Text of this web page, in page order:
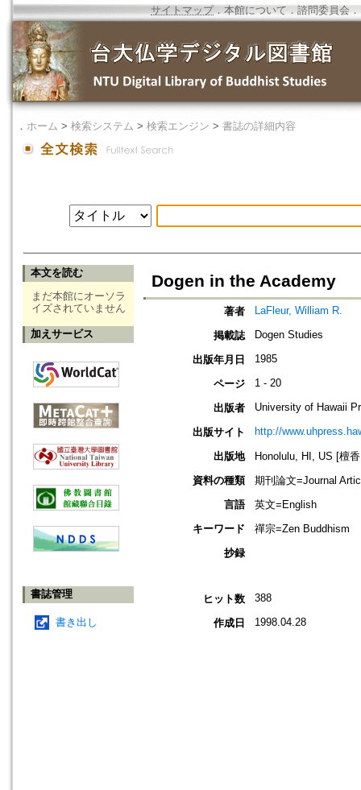
サイトマップ．本館について ． 諮問委員会 ．
． ホーム > 検索システム > 検索エンジン > 書誌の詳細内容
本文を読む
まだ本館にオーソラ
イズされていません
加えサービス
書誌管理
書き出し
Dogen in the Academy
著者 LaFleur, William R.
掲載誌 Dogen Studies
出版年月日 1985
ページ 1 - 20
出版者 University of Hawaii
出版サイト http://
出版地
Honolulu, HI, US [檀
資料の種類
期刊論文=Journal
言語
英文=English
キーワード
禪宗=Zen Buddhism
抄録
ヒット数 388
作成日 1998.04.28